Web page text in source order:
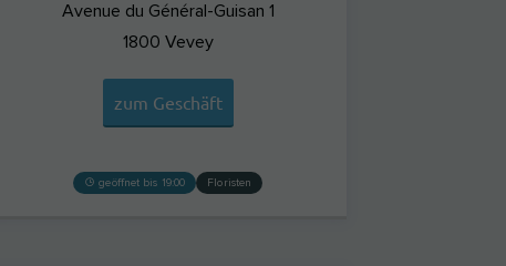
Avenue du Général-Guisan 1
1800 Vevey
zum Geschäft
geöffnet bis 19:00 Floristen